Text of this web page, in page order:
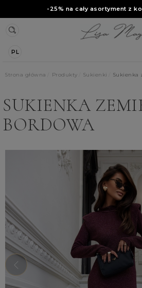
-25% na cały asortyment z
PL
Strona główna Produkty Sukienki Sukienka
SUKIENKA
BORDOWA